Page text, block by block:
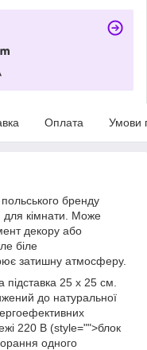
Оплата Умови
бренду
для кімнати. Може
декору або
біле
затишну атмосферу.
підставка 25 x 25 см
до натуральної
220 В (style="">блок
одного